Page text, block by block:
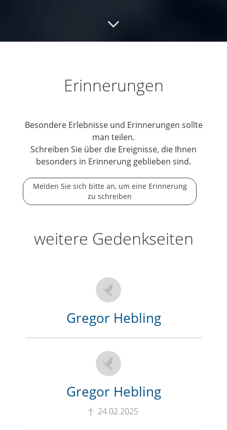
Erinnerungen
Besondere Erlebnisse und Erinnerungen sollte
man teilen.
Schreiben Sie über die Ereignisse, die Ihnen
besonders in Erinnerung geblieben sind.
Melden Sie sich bitte an, um eine Erinnerung
zu schreiben
weitere Gedenkseiten
Gregor Hebling
Gregor Hebling
24.02.2025